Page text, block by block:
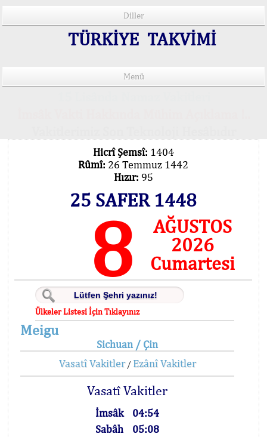
Diller
TÜRKİYE TAKVİMİ
Menü
Hicrî Şemsî: 1404
Rûmî: 26 Temmuz 1442
Hızır: 95
25 SAFER 1448
8
AĞUSTOS
2026
Cumartesi
Ülkeler Listesi İçin Tıklayınız
Meigu
Sichuan / Çin
Vasatî Vakitler/ Ezânî Vakitler
Vasatî Vakitler
İmsâk
04:54
Sabâh
05:08